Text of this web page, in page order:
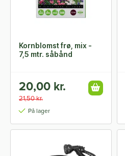
Kornblomst frø, mix -
7,5 mtr. såbånd
20,00 kr.
21,50 kr.
På lager